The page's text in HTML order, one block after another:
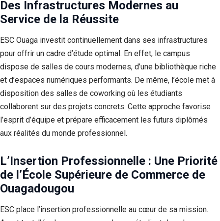
Des Infrastructures Modernes au
Service de la Réussite
ESC Ouaga investit continuellement dans ses infrastructures
pour offrir un cadre d’étude optimal. En effet, le campus
dispose de salles de cours modernes, d’une bibliothèque riche
et d’espaces numériques performants. De même, l’école met à
disposition des salles de coworking où les étudiants
collaborent sur des projets concrets. Cette approche favorise
l’esprit d’équipe et prépare efficacement les futurs diplômés
aux réalités du monde professionnel.
L’Insertion Professionnelle : Une Priorité
de l’École Supérieure de Commerce de
Ouagadougou
ESC place l’insertion professionnelle au cœur de sa mission.